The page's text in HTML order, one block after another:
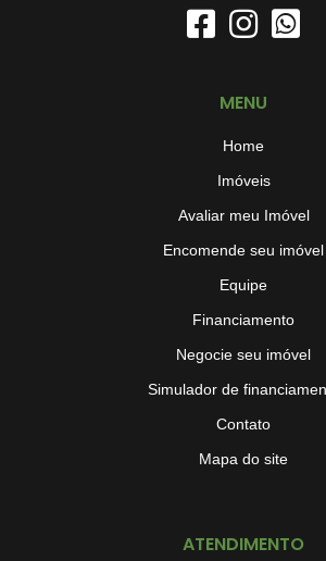
MENU
Home
Imóveis
Avaliar meu Imóvel
Encomende seu imóvel
Equipe
Financiamento
Negocie seu imóvel
Simulador de
Contato
Mapa do site
ATENDIMENTO